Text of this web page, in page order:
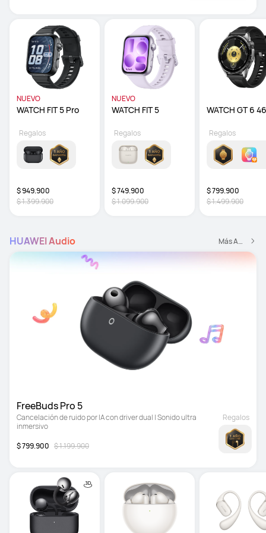
NUEVO
WATCH FIT 5 Pro
$ 949.900
$ 1.399.900
Regalos
NUEVO
$ 749.900
$ 1.099.900
Regalos
$ 799.900
$ 1.499.900
Regalos
HUAWEI Audio Más Audio
FreeBuds Pro 5
Cancelación de ruido por IA con driver dual | Sonido ultra
inmersivo
$ 799.900 $ 1.199.900
Regalos